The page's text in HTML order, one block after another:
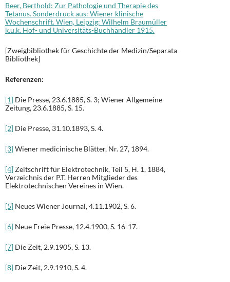
Beer, Berthold: Zur Pathologie und Therapie des
Tetanus. Sonderdruck aus: Wiener klinische
Wochenschrift. Wien, Leipzig: Wilhelm Braumüller
k.u.k. Hof- und Universitäts-Buchhändler 1915.
[Zweigbibliothek für Geschichte der Medizin/Separata
Bibliothek]
Referenzen:
[1] Die Presse, 23.6.1885, S. 3; Wiener Allgemeine
Zeitung, 23.6.1885, S. 15.
[2] Die Presse, 31.10.1893, S. 4.
[3]Wiener medicinische Blätter, Nr. 27, 1894.
[4]Zeitschrift für Elektrotechnik, Teil 5, H. 1, 1884,
Verzeichnis der P.T. Herren Mitglieder des
Elektrotechnischen Vereines in Wien.
[5] Neues Wiener Journal, 4.11.1902, S. 6.
[6] Neue Freie Presse, 12.4.1900, S. 16-17.
[7] Die Zeit, 2.9.1905, S. 13.
[8] Die Zeit, 2.9.1910, S. 4.